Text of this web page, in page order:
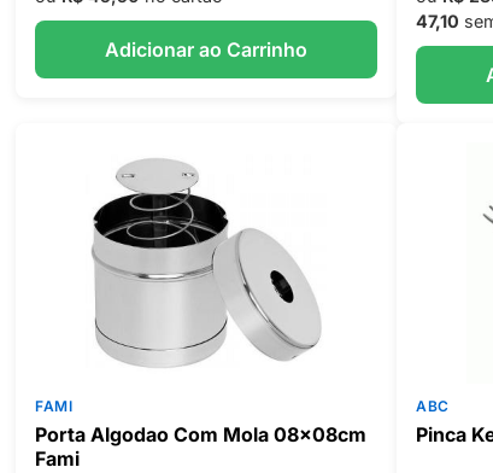
Adicionar ao Carrinho
47,10
FAMI
Porta Algodao Com Mola 08x08cm
Fami
ABC
Pinca